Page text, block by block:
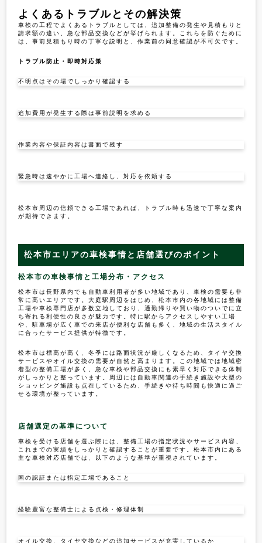
よくあるトラブルとその解決策
車検の工程でよくあるトラブルとしては、追加整備の発生や見積もりと
請求額の違い、急な部品交換などが挙げられます。これらを防ぐために
は、事前見積もり時の丁寧な説明と、作業前の同意確認が不可欠です。
トラブル防止・即時対応策
不明点はその場でしっかり確認する
追加費用が発生する際は事前説明を求める
作業内容や保証内容は書面で残す
緊急時は速やかに工場へ連絡し、対応を依頼する
松本市周辺の信頼できる工場であれば、トラブル時も迅速で丁寧な案内
が期待できます。
松本市エリアの車検事情と店舗選びのポイント
松本市の車検事情と工場分布・アクセス
松本市は長野県内でも自動車利用者が多い地域であり、車検の需要も非
常に高いエリアです。大庭駅周辺をはじめ、松本市内の各地域には整備
工場や車検専門店が多数立地しており、通勤帰りや買い物のついでに立
ち寄れる利便性の良さが魅力です。特に駅からアクセスしやすい工場
や、駐車場が広く車での来店が便利な店舗も多く、地域の生活スタイル
に合ったサービス提供が特徴です。
松本市は標高が高く、冬季には路面状況が厳しくなるため、タイヤ交換
サービスやオイル交換の需要が自然と高まります。この地域では地域密
着型の整備工場が多く、急な車検や部品交換にも素早く対応できる体制
がしっかりと整っています。周辺には自動車関連の手続き施設や大型の
ショッピング施設も点在しているため、手続きや待ち時間も快適に過ご
せる環境が整っています。
店舗選定の基準について
車検を受ける店舗を選ぶ際には、整備工場の指定状況やサービス内容、
これまでの実績をしっかりと確認することが重要です。松本市内にある
主な車検対応店舗では、以下のような基準が重視されています。
国の認証または指定工場であること
経験豊富な整備士による点検・修理体制
オイル交換、タイヤ交換などの追加サービスが充実しているか